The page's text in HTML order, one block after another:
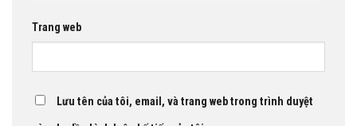
Trang web
Lưu tên của tôi, email, và trang web trong trình duyệt